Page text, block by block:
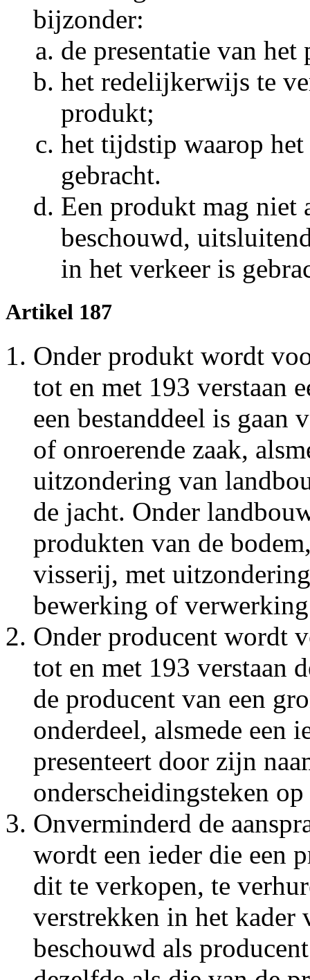
bijzonder:
de presentatie van
het redelijkerwijs te
produkt;
het tijdstip waarop
gebracht.
Een produkt mag niet
beschouwd,
in het verkeer is
Artikel 187
Onder produkt wordt
tot en met 193 verstaan
een bestanddeel is gaan
of onroerende zaak,
uitzondering van
de jacht. Onder
produkten van de
visserij, met
bewerking of
Onder producent wordt
tot en met 193 verstaan
de producent van een
onderdeel, alsmede een
presenteert door zijn
onderscheidingsteken
Onverminderd de
wordt een ieder die een
dit te verkopen, te
verstrekken in het
beschouwd als